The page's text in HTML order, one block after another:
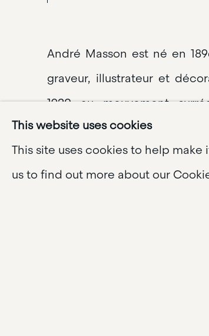
André Masson est né en
graveur, illustrateur et
1920 au mouvement
automatiques, l'artiste
métamorphoses et
Rebelle du Surréalisme", car
This website uses cookies
This site uses cookies to help
us to find out more about our